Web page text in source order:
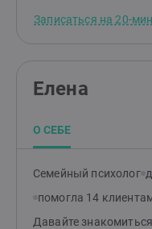
Записаться на 20-
Елена
О СЕБЕ
Семейный психолог
помогла 14
Давайте